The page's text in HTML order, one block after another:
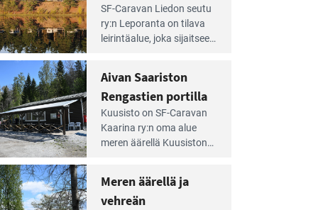
SF-Caravan Liedon seutu
ry:n Leporanta on tilava
leirintäalue, joka sijaitsee
ympärillä. – Lampi on
upea ja puhdas, ja se
tarjoaa ympäris­töineen
kauniit maisemat ja
loistavat virkistäytymis­
Aivan Saariston
Rengastien portilla
Kuusisto on SF-Caravan
Kaarina ry:n oma alue
meren äärellä Kuusiston
lapsiystävällinen,
rauhallinen ja
Meren äärellä ja
vehreän